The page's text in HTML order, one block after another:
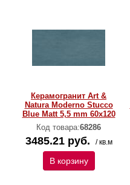
Керамогранит Art &
Natura Moderno Stucco
Blue Matt 5,5 mm 60х120
Код товара:68286
3485.21 руб. / кв.м
В корзину